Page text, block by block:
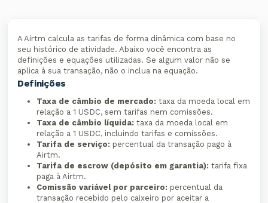
A Airtm calcula as tarifas de forma dinâmica com base no
seu histórico de atividade. Abaixo você encontra as
definições e equações utilizadas. Se algum valor não se
aplica à sua transação, não o inclua na equação.
Definições
Taxa de câmbio de mercado: taxa da moeda local em
relação a 1 USDC, sem tarifas nem comissões.
Taxa de câmbio líquida: taxa da moeda local em
relação a 1 USDC, incluindo tarifas e comissões.
Tarifa de serviço: percentual da transação pago à
Airtm.
Tarifa de escrow (depósito em garantia): tarifa fixa
paga à Airtm.
Comissão variável por parceiro: percentual da
transação recebido pelo caixeiro por aceitar a